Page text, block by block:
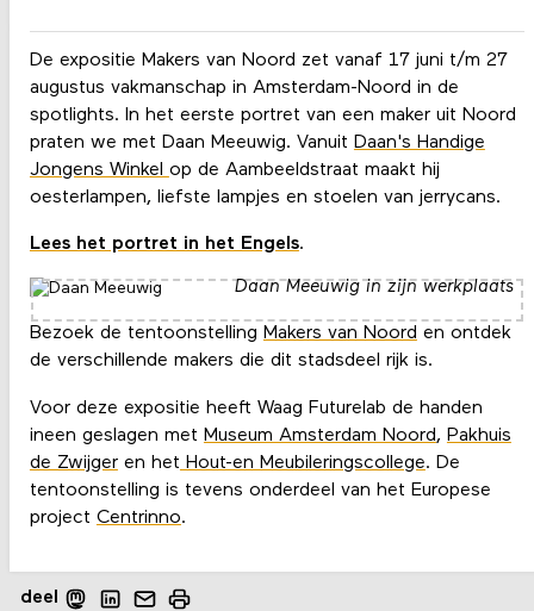
De expositie Makers van Noord zet vanaf 17 juni t/m 27
augustus vakmanschap in Amsterdam-Noord in de
spotlights. In het eerste portret van een maker uit Noord
praten we met Daan Meeuwig. Vanuit Daan's Handige
Jongens Winkel op de Aambeeldstraat maakt hij
oesterlampen, liefste lampjes en stoelen van jerrycans.
Lees het portret in het Engels.
Daan Meeuwig in zijn werkplaats
Bezoek de tentoonstelling Makers van Noord en ontdek
de verschillende makers die dit stadsdeel rijk is.
Voor deze expositie heeft Waag Futurelab de handen
ineen geslagen met Museum Amsterdam Noord, Pakhuis
de Zwijgeren het Hout-en Meubileringscollege. De
tentoonstelling is tevens onderdeel van het Europese
project Centrinno.
deel